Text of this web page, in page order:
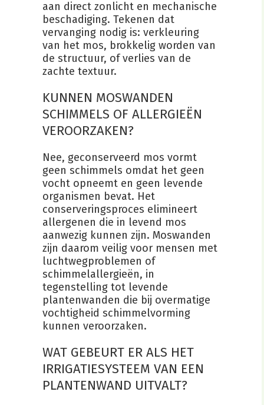
aan direct zonlicht en mechanische
beschadiging. Tekenen dat
vervanging nodig is: verkleuring
van het mos, brokkelig worden van
de structuur, of verlies van de
zachte textuur.
KUNNEN MOSWANDEN
SCHIMMELS OF ALLERGIEËN
VEROORZAKEN?
Nee, geconserveerd mos vormt
geen schimmels omdat het geen
vocht opneemt en geen levende
organismen bevat. Het
conserveringsproces elimineert
allergenen die in levend mos
aanwezig kunnen zijn. Moswanden
zijn daarom veilig voor mensen met
luchtwegproblemen of
schimmelallergieën, in
tegenstelling tot levende
plantenwanden die bij overmatige
vochtigheid schimmelvorming
kunnen veroorzaken.
WAT GEBEURT ER ALS HET
IRRIGATIESYSTEEM VAN EEN
PLANTENWAND UITVALT?